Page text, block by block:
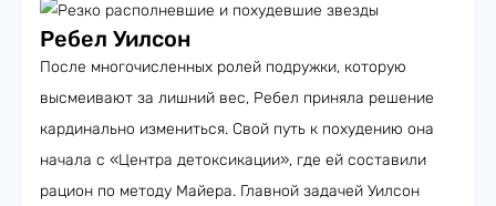
Ребел Уилсон
После многочисленных ролей подружки, которую
высмеивают за лишний вес, Ребел приняла решение
кардинально измениться. Свой путь к похудению она
начала с «Центра детоксикации», где ей составили
рацион по методу Майера. Главной задачей Уилсон